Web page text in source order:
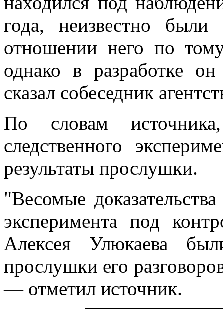
года, неизвестно
отношении него по
однако в разработке
сказал собеседник
По словам
следственного
результаты прослушки.
"Весомые
эксперимента под
Алексея Улюкаева
прослушки его
— отметил источник.